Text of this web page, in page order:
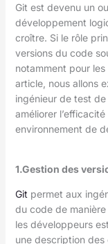
Git est devenu un
développement
croître. Si le rôle
versions du code
notamment pour
article, nous allons
ingénieur de test
améliorer
environnement de
1.Gestion des
Git permet aux
du code de
les développeurs
une description